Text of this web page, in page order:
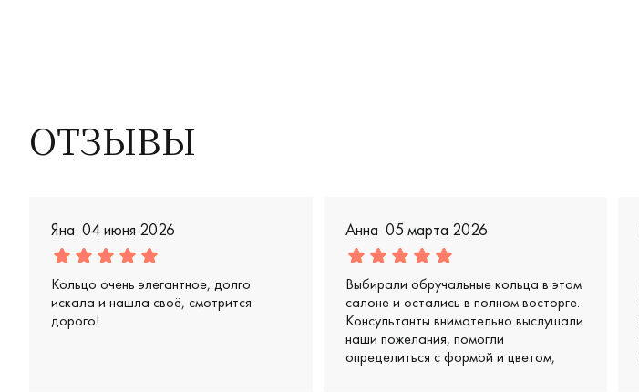
ОТЗЫВЫ
Яна 04 июня 2026
Кольцо очень элегантное, долго
искала и нашла своё, смотрится
дорого!
Анна 05 марта 2026
Выбирали обручальные кольца в этом
салоне и остались в полном восторге.
Консультанты внимательно выслушали
наши пожелания, помогли
определиться с формой и цветом,